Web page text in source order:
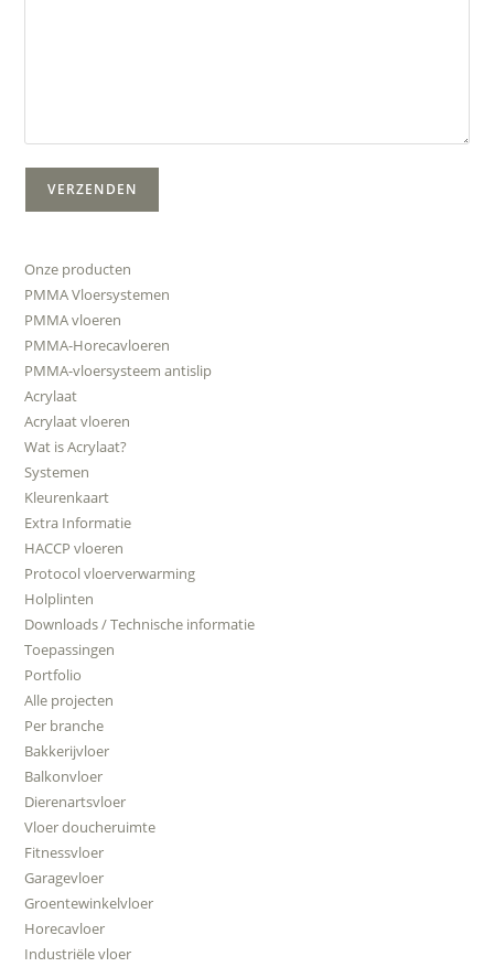
Onze producten
PMMA Vloersystemen
PMMA vloeren
PMMA-Horecavloeren
PMMA-vloersysteem antislip
Acrylaat
Acrylaat vloeren
Wat is Acrylaat?
Systemen
Kleurenkaart
Extra Informatie
HACCP vloeren
Protocol vloerverwarming
Holplinten
Downloads / Technische informatie
Toepassingen
Portfolio
Alle projecten
Per branche
Bakkerijvloer
Balkonvloer
Dierenartsvloer
Vloer doucheruimte
Fitnessvloer
Garagevloer
Groentewinkelvloer
Horecavloer
Industriële vloer